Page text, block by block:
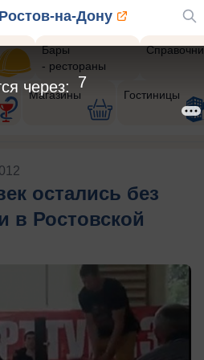
Ростов-на-Дону
Бары
- рестораны
Магазины Гостиницы
остались без
в Ростовской
5
через: